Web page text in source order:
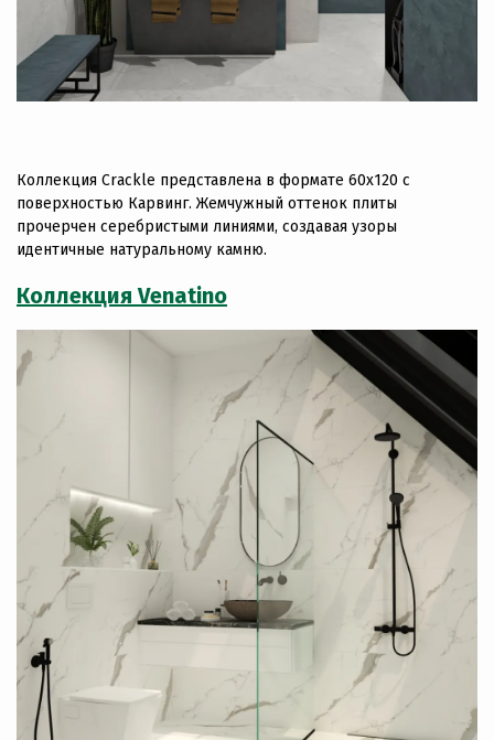
Коллекция Crackle представлена в формате 60х120 с
поверхностью Карвинг. Жемчужный оттенок плиты
прочерчен серебристыми линиями, создавая узоры
идентичные натуральному камню.
Коллекция Venatino